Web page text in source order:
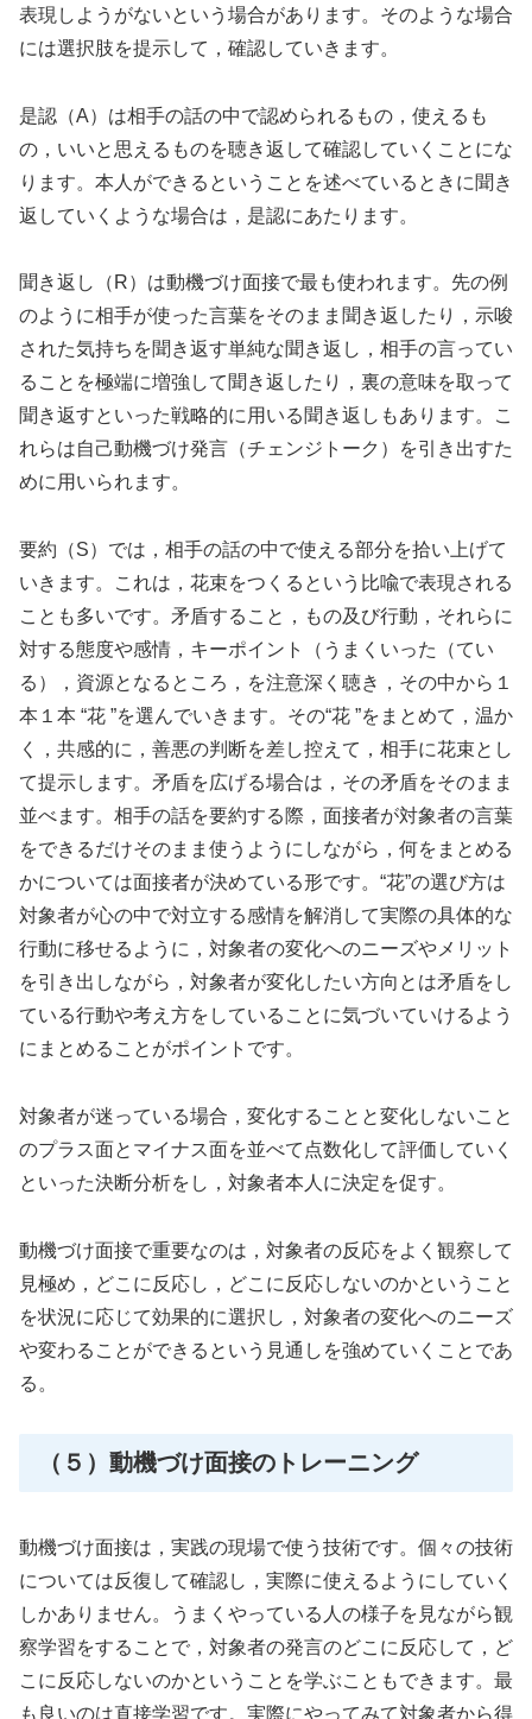
表現しようがないという場合があります。そのような場合
には選択肢を提示して，確認していきます。
是認（A）は相手の話の中で認められるもの，使えるも
の，いいと思えるものを聴き返して確認していくことにな
ります。本人ができるということを述べているときに聞き
返していくような場合は，是認にあたります。
聞き返し（R）は動機づけ面接で最も使われます。先の例
のように相手が使った言葉をそのまま聞き返したり，示唆
された気持ちを聞き返す単純な聞き返し，相手の言ってい
ることを極端に増強して聞き返したり，裏の意味を取って
聞き返すといった戦略的に用いる聞き返しもあります。こ
れらは自己動機づけ発言（チェンジトーク）を引き出すた
めに用いられます。
要約（S）では，相手の話の中で使える部分を拾い上げて
いきます。これは，花束をつくるという比喩で表現される
ことも多いです。矛盾すること，もの及び行動，それらに
対する態度や感情，キーポイント（うまくいった（てい
る），資源となるところ，を注意深く聴き，その中から１
本１本 “花 ”を選んでいきます。その“花 ”をまとめて，温か
く，共感的に，善悪の判断を差し控えて，相手に花束とし
て提示します。矛盾を広げる場合は，その矛盾をそのまま
並べます。相手の話を要約する際，面接者が対象者の言葉
をできるだけそのまま使うようにしながら，何をまとめる
かについては面接者が決めている形です。“花”の選び方は
対象者が心の中で対立する感情を解消して実際の具体的な
行動に移せるように，対象者の変化へのニーズやメリット
を引き出しながら，対象者が変化したい方向とは矛盾をし
ている行動や考え方をしていることに気づいていけるよう
にまとめることがポイントです。
対象者が迷っている場合，変化することと変化しないこと
のプラス面とマイナス面を並べて点数化して評価していく
といった決断分析をし，対象者本人に決定を促す。
動機づけ面接で重要なのは，対象者の反応をよく観察して
見極め，どこに反応し，どこに反応しないのかということ
を状況に応じて効果的に選択し，対象者の変化へのニーズ
や変わることができるという見通しを強めていくことであ
る。
（５）動機づけ面接のトレーニング
動機づけ面接は，実践の現場で使う技術です。個々の技術
については反復して確認し，実際に使えるようにしていく
しかありません。うまくやっている人の様子を見ながら観
察学習をすることで，対象者の発言のどこに反応して，ど
こに反応しないのかということを学ぶこともできます。最
も良いのは直接学習です。実際にやってみて対象者から得